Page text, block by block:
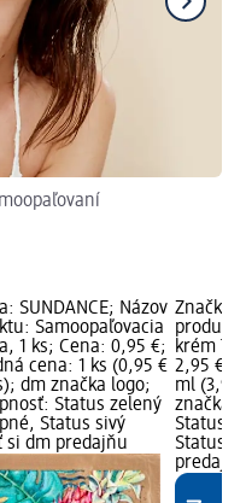
SUNDANCE; Názov
Samoopaľovacia
1 ks; Cena: 0,95 €;
cena: 1 ks (0,95 €
dm značka logo;
Status zelený
Status sivý
si dm predajňu
Značka:
krém
2,95 €;
ml (3,93
značka
Status
Status
predajňu